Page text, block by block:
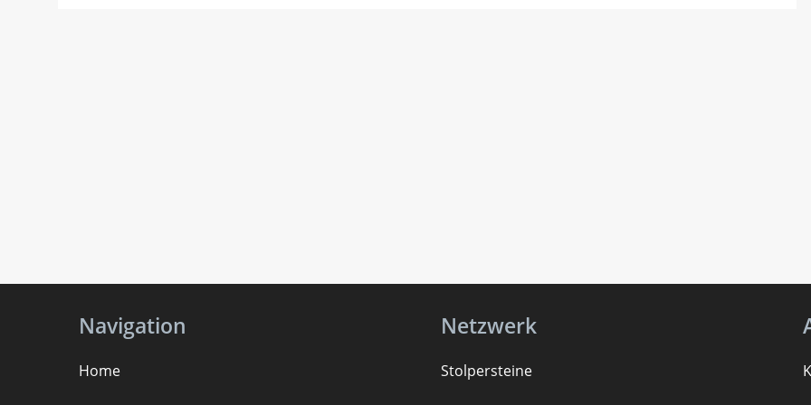
Navigation
Home
Netzwerk
Stolpersteine